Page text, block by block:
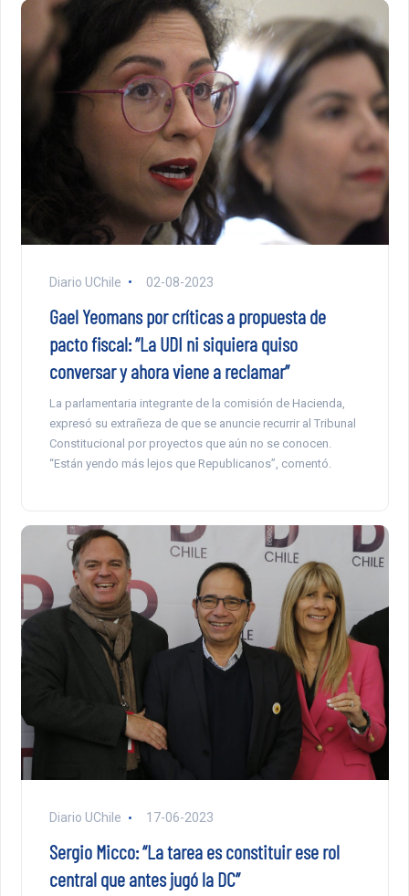
Diario UChile 02-08-2023
Gael Yeomans por críticas a propuesta de
pacto fiscal: “La UDI ni siquiera quiso
conversar y ahora viene a reclamar”
La parlamentaria integrante de la comisión de Hacienda,
expresó su extrañeza de que se anuncie recurrir al Tribunal
Constitucional por proyectos que aún no se conocen.
“Están yendo más lejos que Republicanos”, comentó.
Diario UChile 17-06-2023
Sergio Micco: “La tarea es constituir ese rol
central que antes jugó la DC”